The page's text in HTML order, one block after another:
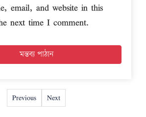
email, and website in this
next time I comment.
Previous Next